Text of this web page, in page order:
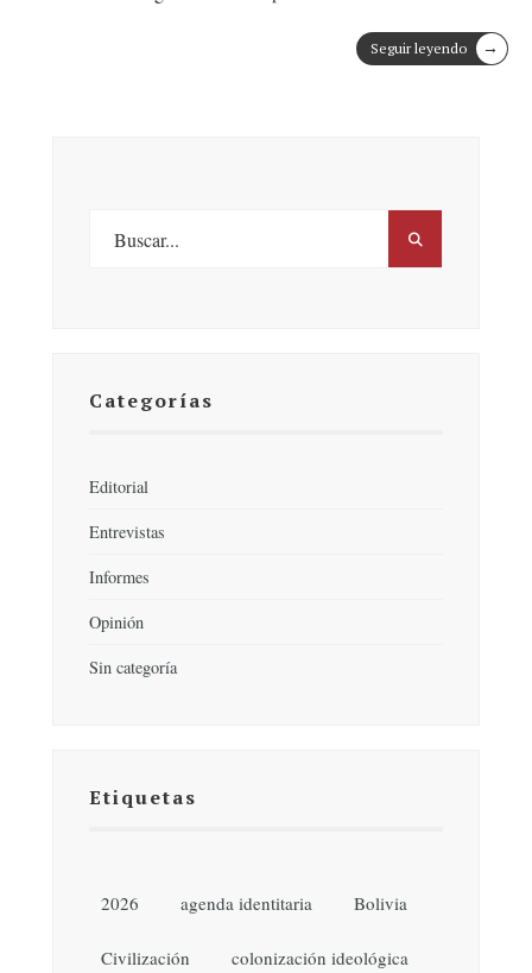
Seguir leyendo →
Categorías
Editorial
Entrevistas
Informes
Opinión
Sin categoría
Etiquetas
2026 agenda identitaria Bolivia
Civilización colonización ideológica